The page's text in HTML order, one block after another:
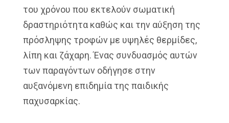
του χρόνου που εκτελούν σωματική
δραστηριότητα καθώς και την αύξηση της
πρόσληψης τροφών με υψηλές θερμίδες,
λίπη και ζάχαρη. Ένας συνδυασμός αυτών
των παραγόντων οδήγησε στην
αυξανόμενη επιδημία της παιδικής
παχυσαρκίας.